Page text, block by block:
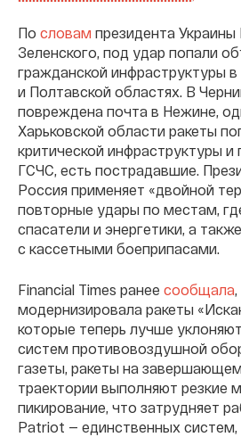
По словам президента
Зеленского, под удар попали
гражданской инфраструктуры
и Полтавской областях. В
повреждена почта в Нежине,
Харьковской области ракеты
критической инфраструктуры
ГСЧС, есть пострадавшие.
Россия применяет «двойной
повторные удары по местам,
спасатели и энергетики, а
с кассетными боеприпасами.
Financial Times ранее сообщала
модернизировала ракеты
которые теперь лучше
систем противовоздушной
газеты, ракеты на
траектории выполняют резкие
пикирование, что затрудняет
Patriot — единственных